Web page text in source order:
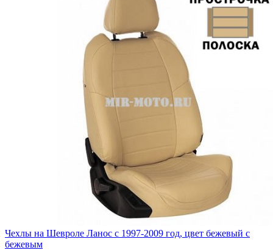
Чехлы на Шевроле Ланос с 1997-2009 год, цвет бежевый с
бежевым